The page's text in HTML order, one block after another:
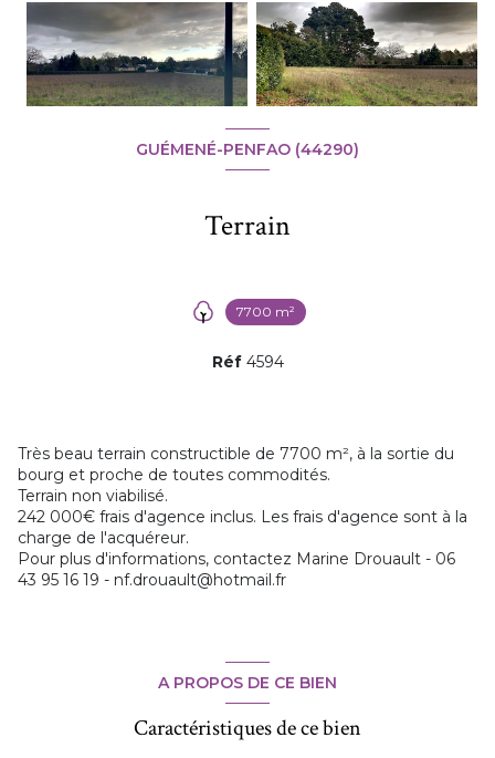
GUÉMENÉ-PENFAO (44290)
Terrain
7700 m²
Réf 4594
Très beau terrain constructible de 7700 m², à la sortie du
bourg et proche de toutes commodités.
Terrain non viabilisé.
242 000€ frais d'agence inclus. Les frais d'agence sont à la
charge de l'acquéreur.
Pour plus d'informations, contactez Marine Drouault - 06
43 95 16 19 - nf.drouault@hotmail.fr
A PROPOS DE CE BIEN
Caractéristiques de ce bien